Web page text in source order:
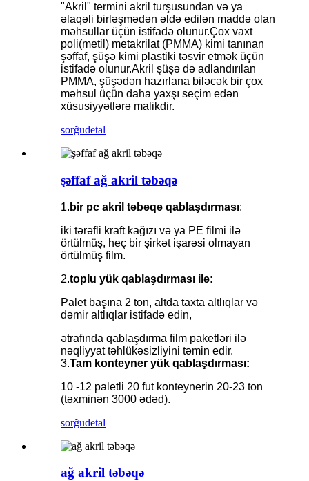
"Akril" termini akril turşusundan və ya
əlaqəli birləşmədən əldə edilən maddə olan
məhsullar üçün istifadə olunur.Çox vaxt
poli(metil) metakrilat (PMMA) kimi tanınan
şəffaf, şüşə kimi plastiki təsvir etmək üçün
istifadə olunur.Akril şüşə də adlandırılan
PMMA, şüşədən hazırlana biləcək bir çox
məhsul üçün daha yaxşı seçim edən
xüsusiyyətlərə malikdir.
sorğudetal
şəffaf ağ akril təbəqə
1. bir pc akril təbəqə qablaşdırması:
iki tərəfli kraft kağızı və ya PE filmi ilə
örtülmüş, heç bir şirkət işarəsi olmayan
örtülmüş film.
2.toplu yük qablaşdırması ilə:
Palet başına 2 ton, altda taxta altlıqlar və
dəmir altlıqlar istifadə edin,
ətrafında qablaşdırma film paketləri ilə
nəqliyyat təhlükəsizliyini təmin edir.
3.Tam konteyner yük qablaşdırması:
10 -12 paletli 20 fut konteynerin 20-23 ton
(təxminən 3000 ədəd).
sorğudetal
ağ akril təbəqə